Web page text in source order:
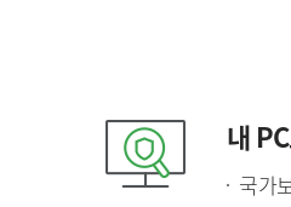
내
국가